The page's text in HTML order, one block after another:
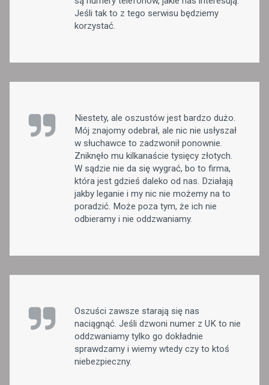
Jeśli tak to z tego serwisu będziemy
korzystać.
Niestety, ale oszustów jest bardzo dużo.
Mój znajomy odebrał, ale nic nie usłyszał
w słuchawce to zadzwonił ponownie.
Zniknęło mu kilkanaście tysięcy złotych.
W sądzie nie da się wygrać, bo to firma,
która jest gdzieś daleko od nas. Działają
jakby leganie i my nic nie możemy na to
poradzić. Może poza tym, że ich nie
odbieramy i nie oddzwaniamy.
Oszuści zawsze starają się nas
naciągnąć. Jeśli dzwoni numer z UK to nie
oddzwaniamy tylko go dokładnie
sprawdzamy i wiemy wtedy czy to ktoś
niebezpieczny.